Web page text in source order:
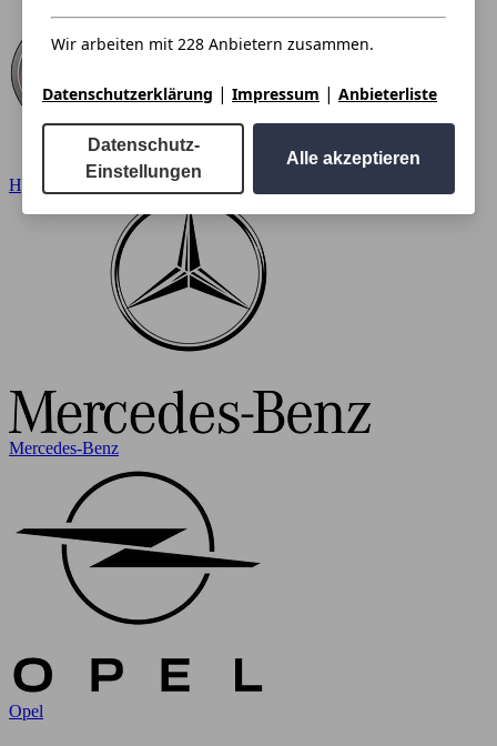
Hyundai
Mercedes-Benz
Opel
Wir arbeiten mit 228 Anbietern zusammen.
Datenschutzerklärung | Impressum | Anbieterliste
Datenschutz-
Einstellungen
Alle akzeptieren